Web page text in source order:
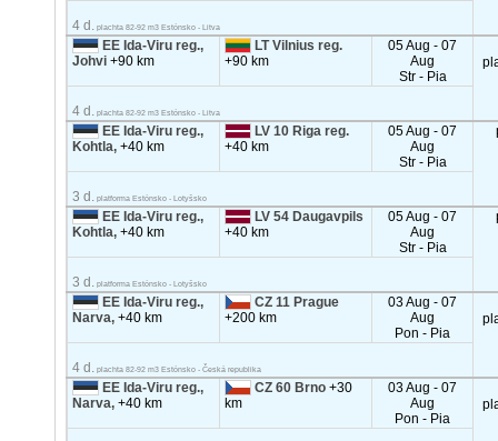
4 d. plachta 82-92 m3 Estónsko - Litva
EE Ida-Viru reg.,
Johvi+90 km
LT Vilnius reg.
+90 km
05 Aug - 07
Aug
Str - Pia
4 d. plachta 82-92 m3 Estónsko - Litva
EE Ida-Viru reg.,
Kohtla,+40 km
LV 10 Riga reg.
+40 km
05 Aug - 07
Aug
Str - Pia
3 d. platforma Estónsko - Lotyšsko
EE Ida-Viru reg.,
Kohtla,+40 km
LV 54 Daugavpils
+40 km
05 Aug - 07
Aug
Str - Pia
3 d. platforma Estónsko - Lotyšsko
EE Ida-Viru reg.,
Narva,+40 km
CZ 11 Prague
+200 km
03 Aug - 07
Aug
Pon - Pia
4 d. plachta 82-92 m3 Estónsko - Česká republika
EE Ida-Viru reg.,
Narva,+40 km
CZ 60 Brno+30
km
03 Aug - 07
Aug
Pon - Pia